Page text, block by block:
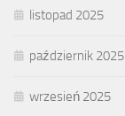
listopad 2025
październik 2025
wrzesień 2025